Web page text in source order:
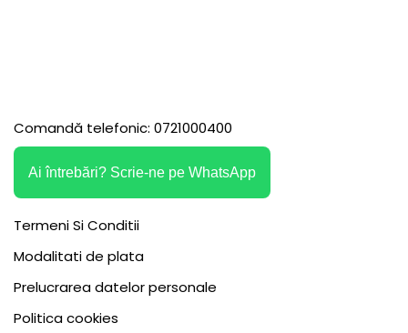
Comandă telefonic: 0721000400
Ai întrebări? Scrie-ne pe WhatsApp
Termeni Si Conditii
Modalitati de plata
Prelucrarea datelor personale
Politica cookies